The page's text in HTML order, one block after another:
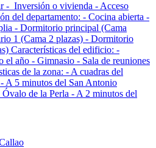
- Inversión o vivienda - Acceso
del departamento: - Cocina abierta -
- Dormitorio principal (Cama
1 (Cama 2 plazas) - Dormitorio
Características del edificio: -
el año - Gimnasio - Sala de reuniones
de la zona: - A cuadras del
A 5 minutos del San Antonio
de la Perla - A 2 minutos del